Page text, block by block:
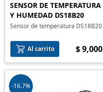
SENSOR DE TEMPERATURA
Y HUMEDAD DS18B20
Sensor de temperatura DS18B20
Al carrito $ 9,000
-16.7%